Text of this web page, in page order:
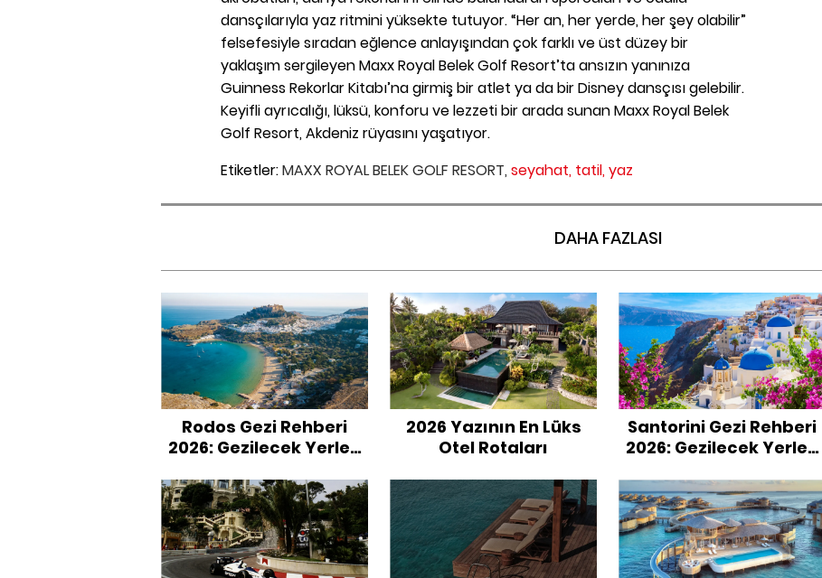
dansçılarıyla yaz ritmini yüksekte tutuyor. “Her an, her yerde, her şey olabilir”
felsefesiyle sıradan eğlence anlayışından çok farklı ve üst düzey bir
yaklaşım sergileyen Maxx Royal Belek Golf Resort’ta ansızın yanınıza
Guinness Rekorlar Kitabı’na girmiş bir atlet ya da bir Disney dansçısı gelebilir.
Keyifli ayrıcalığı, lüksü, konforu ve lezzeti bir arada sunan Maxx Royal Belek
Golf Resort, Akdeniz rüyasını yaşatıyor.
Etiketler:MAXX ROYAL BELEK GOLF RESORT, seyahat, tatil,yaz
DAHA FAZLASI
Rodos Gezi Rehberi
2026: Gezilecek Yerler,
2026 Yazının En Lüks
Otel Rotaları
Santorini Gezi Rehberi
2026: Gezilecek Yerler,